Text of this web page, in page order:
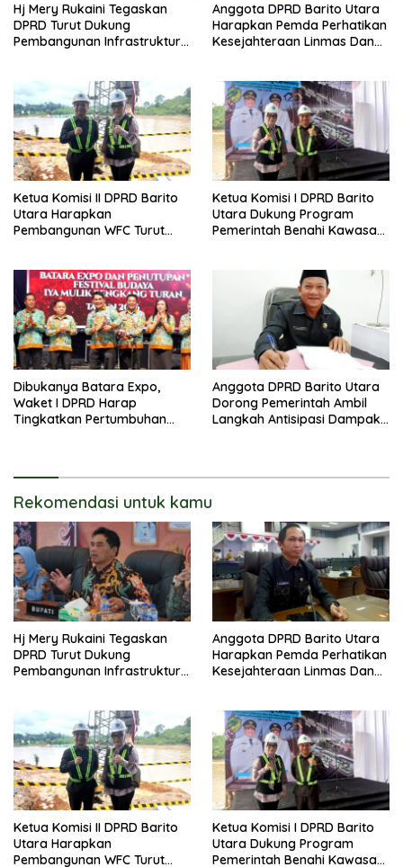
Hj Mery Rukaini Tegaskan
DPRD Turut Dukung
Pembangunan Infrastruktur
Anggota DPRD Barito Utara
Harapkan Pemda Perhatikan
Kesejahteraan Linmas Dan
Ketua Komisi II DPRD Barito
Utara Harapkan
Pembangunan WFC Turut
Ketua Komisi I DPRD Barito
Utara Dukung Program
Pemerintah Benahi Kawasan
Dibukanya Batara Expo,
Waket I DPRD Harap
Tingkatkan Pertumbuhan
Anggota DPRD Barito Utara
Dorong Pemerintah Ambil
Langkah Antisipasi Dampak
Rekomendasi untuk kamu
Hj Mery Rukaini Tegaskan
DPRD Turut Dukung
Pembangunan Infrastruktur
Anggota DPRD Barito Utara
Harapkan Pemda Perhatikan
Kesejahteraan Linmas Dan
Ketua Komisi II DPRD Barito
Utara Harapkan
Pembangunan WFC Turut
Ketua Komisi I DPRD Barito
Utara Dukung Program
Pemerintah Benahi Kawasan